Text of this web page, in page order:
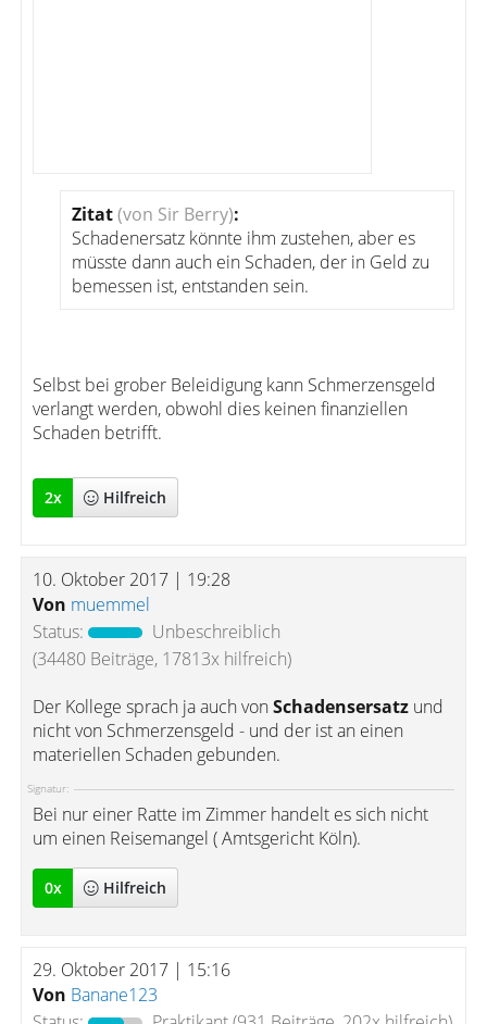
Zitat(von Sir Berry):
Schadenersatz könnte ihm zustehen, aber es
müsste dann auch ein Schaden, der in Geld zu
bemessen ist, entstanden sein.
Selbst bei grober Beleidigung kann Schmerzensgeld
verlangt werden, obwohl dies keinen finanziellen
Schaden betrifft.
2x Hilfreich
10. Oktober 2017 | 19:28
Von muemmel
Status:
Unbeschreiblich
(34480 Beiträge, 17813x hilfreich)
Der Kollege sprach ja auch vonSchadensersatzund
nicht von Schmerzensgeld - und der ist an einen
materiellen Schaden gebunden.
Signatur:
Bei nur einer Ratte im Zimmer handelt es sich nicht
um einen Reisemangel ( Amtsgericht Köln).
0x Hilfreich
29. Oktober 2017 | 15:16
Von Banane123